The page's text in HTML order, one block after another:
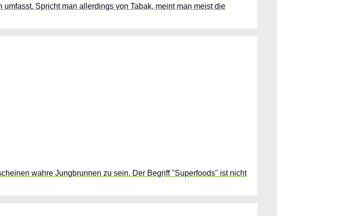
Spricht man allerdings von Tabak, meint man meist die
wahre Jungbrunnen zu sein. Der Begriff "Superfoods" ist nicht